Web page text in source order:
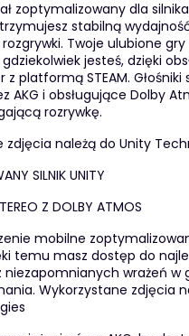
zoptymalizowany dla
stabilną
Twoje ulubione
jesteś, dzięki
platformą STEAM. Głośniki
AKG i obsługujące Dolby
rozrywkę.
zdjęcia należą do Unity
SILNIK UNITY
Z DOLBY ATMOS
mobilne
temu masz dostęp do
niezapomnianych wrażeń w
Wykorzystane zdjęcia